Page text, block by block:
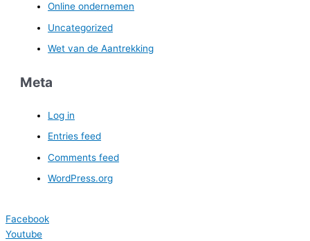
Online ondernemen
Uncategorized
Wet van de Aantrekking
Meta
Log in
Entries feed
Comments feed
WordPress.org
Facebook
Youtube